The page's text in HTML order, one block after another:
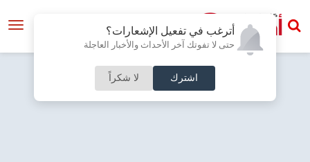
أترغب في تفعيل الإشعارات؟
حتى لا تفوتك آخر الأحداث والأخبار العاجلة
اشترك لا شكراً